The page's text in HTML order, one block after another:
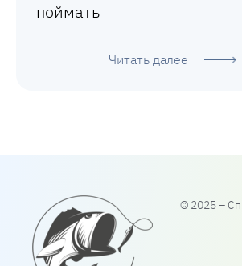
поймать
Читать далее
© 2025 –